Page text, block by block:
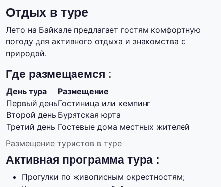
Отдых в туре
Лето на Байкале предлагает гостям комфортную
погоду для активного отдыха и знакомства с
природой.
Где размещаемся :
Размещение туристов в туре
День тура
Размещение
Первый деньГостиница или кемпинг
Второй день Бурятская юрта
Третий день Гостевые дома местных жителей
Активная программа тура :
Прогулки по живописным окрестностям;